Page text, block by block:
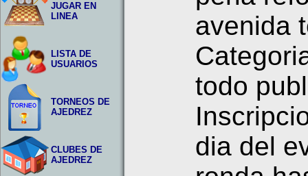
JUGAR EN
LINEA
LISTA DE
USUARIOS
TORNEOS DE
AJEDREZ
CLUBES DE
AJEDREZ
avenida
todo
dia del